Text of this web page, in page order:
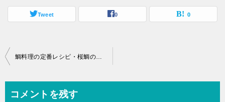
Tweet 0 0
投
鯛料理の定番レシピ・桜鯛の刺身の四種盛り
コメントを残す